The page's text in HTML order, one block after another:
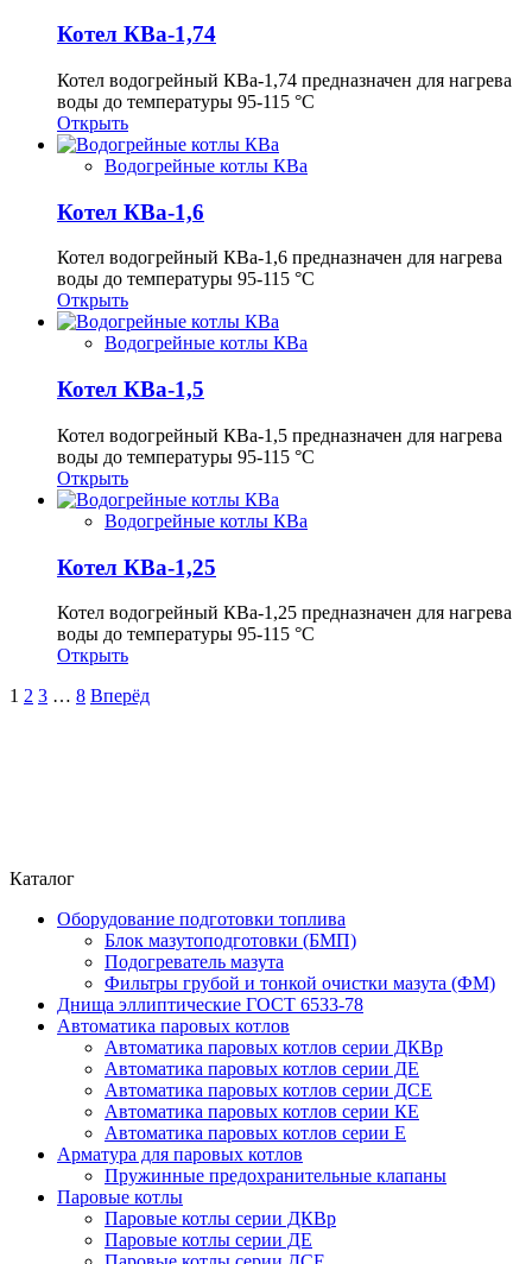
Котел КВа-1,74
Котел водогрейный КВа-1,74 предназначен для нагрева
воды до температуры 95-115 °С
Открыть
Водогрейные котлы КВа
Котел КВа-1,6
Котел водогрейный КВа-1,6 предназначен для нагрева
воды до температуры 95-115 °С
Открыть
Водогрейные котлы КВа
Котел КВа-1,5
Котел водогрейный КВа-1,5 предназначен для нагрева
воды до температуры 95-115 °С
Открыть
Водогрейные котлы КВа
Котел КВа-1,25
Котел водогрейный КВа-1,25 предназначен для нагрева
воды до температуры 95-115 °С
Открыть
1 2 3 … 8 Вперёд
Каталог
Оборудование подготовки топлива
Блок мазутоподготовки (БМП)
Подогреватель мазута
Фильтры грубой и тонкой очистки мазута (ФМ)
Днища эллиптические ГОСТ 6533-78
Автоматика паровых котлов
Автоматика паровых котлов серии ДКВр
Автоматика паровых котлов серии ДЕ
Автоматика паровых котлов серии ДСЕ
Автоматика паровых котлов серии КЕ
Автоматика паровых котлов серии Е
Арматура для паровых котлов
Пружинные предохранительные клапаны
Паровые котлы
Паровые котлы серии ДКВр
Паровые котлы серии ДЕ